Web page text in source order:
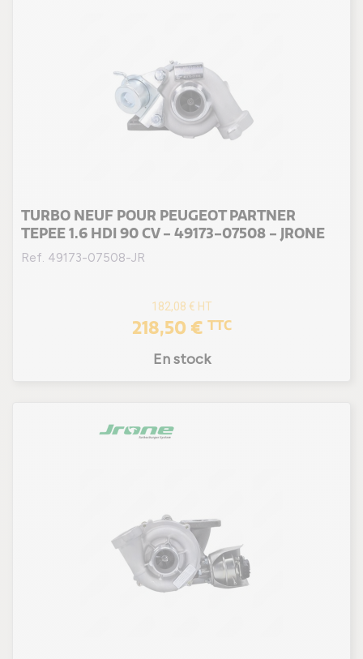
TURBO NEUF POUR PEUGEOT PARTNER
TEPEE 1.6 HDI 90 CV - 49173-07508 - JRONE
Ref. 49173-07508-JR
182,08 € HT
218,50 € TTC
En stock